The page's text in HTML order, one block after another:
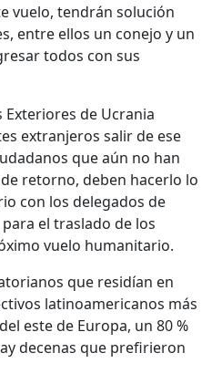
vuelo, tendrán solución
entre ellos un conejo y un
todos con sus
de Ucrania
extranjeros salir de ese
que aún no han
retorno, deben hacerlo lo
con los delegados de
el traslado de los
vuelo humanitario.
que residían en
latinoamericanos más
este de Europa, un 80 %
decenas que prefirieron